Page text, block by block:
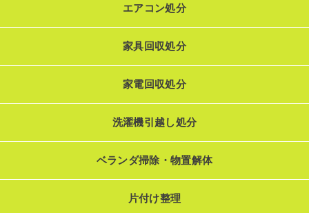
エアコン処分
家具回収処分
家電回収処分
洗濯機引越し処分
ベランダ掃除・物置解体
片付け整理